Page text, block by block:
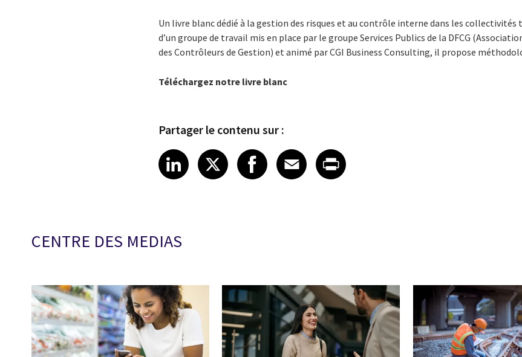
Un livre blanc dédié à la gestion des risques et au contrôle interne dans les
d’un groupe de travail mis en place par le groupe Services Publics de la DFCG
des Contrôleurs de Gestion) et animé par CGI Business Consulting, il propose
Téléchargez notre livre blanc
Partager le contenu sur :
Share article on LinkedIn
LinkedIn
Share article on X
XShare article on Facebook
Facebook
Share article on Email
Email
Share article on Print
CENTRE DES MEDIAS